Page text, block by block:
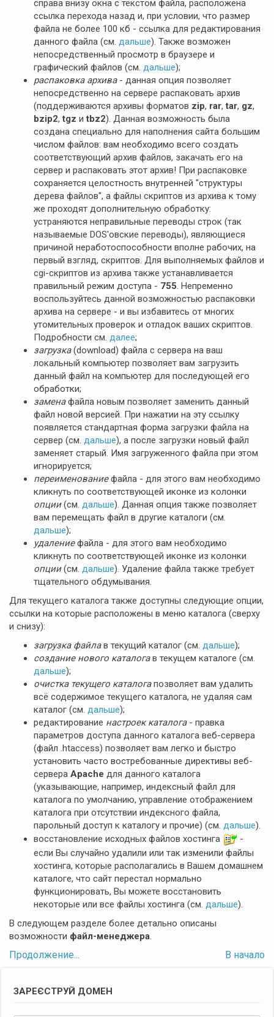
справа внизу окна с текстом файла, расположена
ссылка перехода назад и, при условии, что размер
файла не более 100 кб - ссылка для редактирования
данного файла (см. дальше). Также возможен
непосредственный просмотр в браузере и
графический файлов (см. дальше);
распаковка архива- данная опция позволяет
непосредственно на сервере распаковать архив
(поддерживаются архивы форматов zip, rar,tar, gz,
bzip2,tgz иtbz2). Данная возможность была
создана специально для наполнения сайта большим
числом файлов: вам необходимо всего создать
соответствующий архив файлов, закачать его на
сервер и распаковать этот архив! При распаковке
сохраняется целостность внутренней "структуры
дерева файлов", а файлы скриптов из архива к тому
же проходят дополнительную обработку:
устраняются неправильные переводы строк (так
называемые DOS'овские переводы), являющиеся
причиной неработоспособности вполне рабочих, на
первый взгляд, скриптов. Для выполняемых файлов и
cgi-скриптов из архива также устанавливается
правильный режим доступа - 755. Непременно
воспользуйтесь данной возможностью распаковки
архива на сервере - и вы избавитесь от многих
утомительных проверок и отладок ваших скриптов.
Подробности см. далее;
загрузка(download) файла с сервера на ваш
локальный компьютер позволяет вам загрузить
данный файл на компьютер для последующей его
обработки;
заменафайла новым позволяет заменить данный
файл новой версией. При нажатии на эту ссылку
появляется стандартная форма загрузки файла на
сервер (см. дальше), а после загрузки новый файл
заменяет старый. Имя загруженного файла при этом
игнорируется;
переименованиефайла - для этого вам необходимо
кликнуть по соответствующей иконке из колонки
опции(см. дальше). Данная опция также позволяет
вам перемещать файл в другие каталоги (см.
дальше);
удалениефайла - для этого вам необходимо
кликнуть по соответствующей иконке из колонки
опции(см. дальше). Удаление файла также требует
тщательного обдумывания.
Для текущего каталога также доступны следующие опции,
ссылки на которые расположены в меню каталога (сверху
и снизу):
загрузка файлав текущий каталог (см. дальше);
создание нового каталогав текущем каталоге (см.
дальше);
очистка текущего каталогапозволяет вам удалить
всё содержимое текущего каталога, не удаляя сам
каталог (см. дальше);
редактирование настроек каталога- правка
параметров доступа данного каталога веб-сервера
(файл .htaccess) позволяет вам легко и быстро
установить часто востребованные директивы веб-
сервера Apache для данного каталога
(указывающие, например, индексный файл для
каталога по умолчанию, управление отображением
каталога при отсутствии индексного файла,
парольный доступ к каталогу и прочие) (см. дальше).
восстановление исходных файлов хостинга
-
если Вы случайно удалили или так изменили файлы
хостинга, которые располагались в Вашем домашнем
каталоге, что сайт перестал нормально
функционировать, Вы можете восстановить
некоторые или все файлы хостинга (см. дальше).
В следующем разделе более детально описаны
возможности файл-менеджера.
Продолжение... В начало
ЗАРЕЄСТРУЙ ДОМЕН